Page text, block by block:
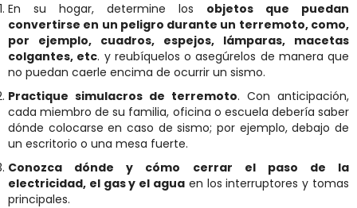
En su hogar, determine los objetos que puedan
convertirse en un peligro durante un terremoto, como,
por ejemplo, cuadros, espejos, lámparas, macetas
colgantes, etc. y reubíquelos o asegúrelos de manera que
no puedan caerle encima de ocurrir un sismo.
Practique simulacros de terremoto. Con anticipación,
cada miembro de su familia, oficina o escuela debería saber
dónde colocarse en caso de sismo; por ejemplo, debajo de
un escritorio o una mesa fuerte.
Conozca dónde y cómo cerrar el paso de la
electricidad, el gas y el agua en los interruptores y tomas
principales.